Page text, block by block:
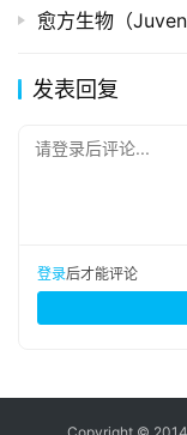
愈方生物（
发表回复
请登录后评论...
登录后才能评论